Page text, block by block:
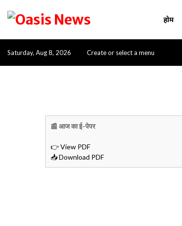
होम
Saturday, Aug 8, 2026 Create or select a menu
📰 आज का ई-पेपर
👉 View PDF
📥 Download PDF